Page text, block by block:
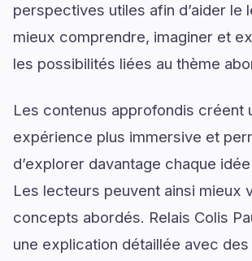
perspectives utiles afin d’aider le
mieux comprendre, imaginer et
les possibilités liées au thème
Les contenus approfondis créent
expérience plus immersive et
d’explorer davantage chaque
Les lecteurs peuvent ainsi mieux
concepts abordés. Relais Colis
une explication détaillée avec